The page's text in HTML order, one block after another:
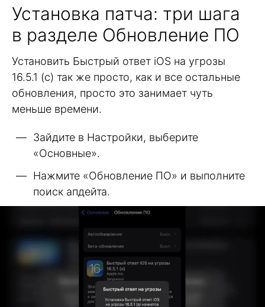
Установка патча: три шага
в разделе Обновление ПО
Установить Быстрый ответ iOS на угрозы
16.5.1 (с) так же просто, как и все остальные
обновления, просто это занимает чуть
меньше времени.
Зайдите в Настройки, выберите
«Основные».
Нажмите «Обновление ПО» и выполните
поиск апдейта.